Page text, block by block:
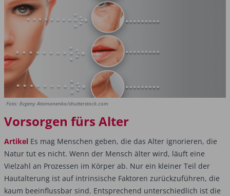
Foto: Evgeny Atamanenko/shutterstock.com
Vorsorgen fürs Alter
Artikel Es mag Menschen geben, die das Alter ignorieren, die
Natur tut es nicht. Wenn der Mensch ­älter wird, läuft eine
Vielzahl an Prozessen im Körper ab. Nur ein kleiner Teil der
Haut­alterung ist auf intrinsische Faktoren zurückzuführen, die
kaum beeinflussbar sind. Ent­sprechend unterschiedlich ist die